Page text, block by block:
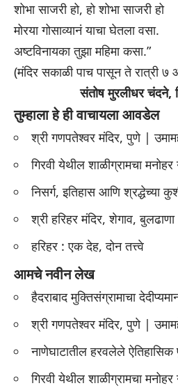
शोभा साजरी हो, हो शोभा साजरी हो
मोरया गोसाव्यानं याचा घेतला वसा.
अष्टविनायका तुझा महिमा कसा.”
(मंदिर सकाळी पाच पासून ते रात्री
संतोष मुरलीधर चंदने,
तुम्हाला हे ही वाचायला आवडेल
श्री गणपतेश्वर मंदिर, पुणे |
गिरवी येथील शाळीग्रामचा
निसर्ग, इतिहास आणि श्रद्धेच्या
श्री हरिहर मंदिर, शेगाव, बुलढाणा
हरिहर : एक देह, दोन तत्त्वे
आमचे नवीन लेख
हैदराबाद मुक्तिसंग्रामाचा
श्री गणपतेश्वर मंदिर, पुणे |
नाणेघाटातील हरवलेले
गिरवी येथील शाळीग्रामचा